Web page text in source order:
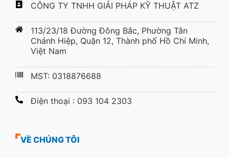
CÔNG TY TNHH GIẢI PHÁP KỸ THUẬT ATZ
113/23/18 Đường Đông Bắc, Phường Tân
Chánh Hiệp, Quận 12, Thành phố Hồ Chí Minh,
Việt Nam
MST: 0318876688
Điện thoại : 093 104 2303
VỀ CHÚNG TÔI